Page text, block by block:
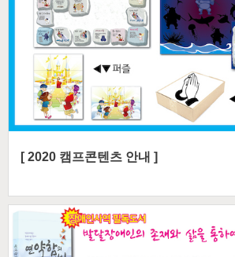
[ 2020 캠프콘텐츠 안내 ]